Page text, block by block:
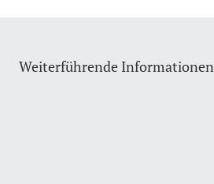
Weiterführende Informationen